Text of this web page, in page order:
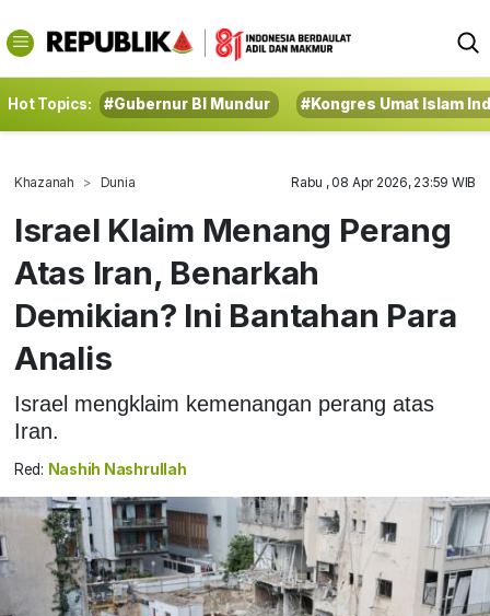
Hot Topics: #Gubernur BI Mundur #Kongres Umat Islam
Khazanah Dunia Rabu , 08 Apr 2026, 23:59 WIB
Israel Klaim Menang Perang
Atas Iran, Benarkah
Demikian? Ini Bantahan Para
Analis
Israel mengklaim kemenangan perang atas
Iran.
Red: Nashih Nashrullah